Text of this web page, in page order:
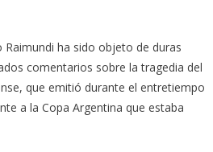
ha sido objeto de duras
comentarios sobre la tragedia del
que emitió durante el entretiempo
a la Copa Argentina que estaba